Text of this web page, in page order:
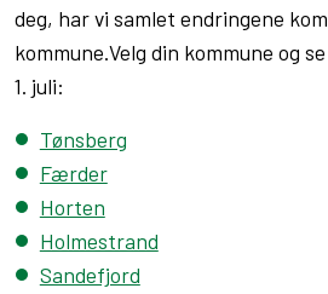
deg, har vi samlet endringene
kommune.Velg din kommune og
1. juli:
Tønsberg
Færder
Horten
Holmestrand
Sandefjord